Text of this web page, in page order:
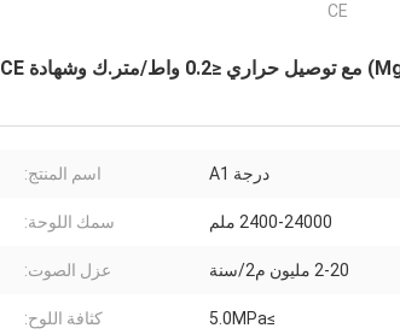
CE
درجة A1 اسم المنتج:
2400-24000 ملم سمك اللوحة:
2-20 مليون م2/سنة عزل الصوت:
≥5.0MPa كثافة اللوح: